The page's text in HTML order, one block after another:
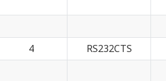
4
RS232CTS